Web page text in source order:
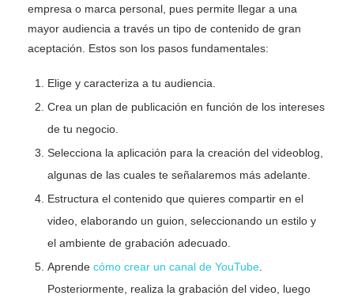
empresa o marca personal, pues permite llegar a una
mayor audiencia a través un tipo de contenido de gran
aceptación. Estos son los pasos fundamentales:
Elige y caracteriza a tu audiencia.
Crea un plan de publicación en función de los intereses
de tu negocio.
Selecciona la aplicación para la creación del videoblog,
algunas de las cuales te señalaremos más adelante.
Estructura el contenido que quieres compartir en el
video, elaborando un guion, seleccionando un estilo y
el ambiente de grabación adecuado.
Aprende cómo crear un canal de YouTube
Posteriormente, realiza la grabación del video, luego